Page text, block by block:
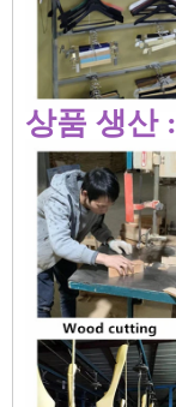
상품 생산 :